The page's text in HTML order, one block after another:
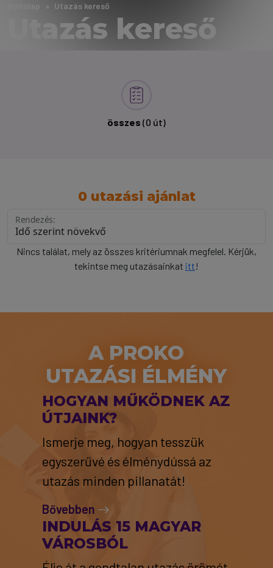
Utazás kereső
Utazás kereső
összes (0 út)
0 utazási ajánlat
Rendezés:
Nincs találat, mely az összes kritériumnak megfelel. Kérjük,
tekintse meg utazásainkat itt!
A PROKO
UTAZÁSI ÉLMÉNY
HOGYAN MŰKÖDNEK AZ
ÚTJAINK?
Ismerje meg, hogyan tesszük
egyszerűvé és élménydússá az
utazás minden pillanatát!
Bővebben
INDULÁS 15 MAGYAR
VÁROSBÓL